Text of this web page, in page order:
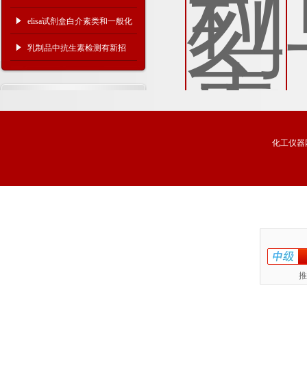
理和步骤
elisa试剂盒白介素类和一般化
学试剂的分类存放
乳制品中抗生素检测有新招
化工仪器